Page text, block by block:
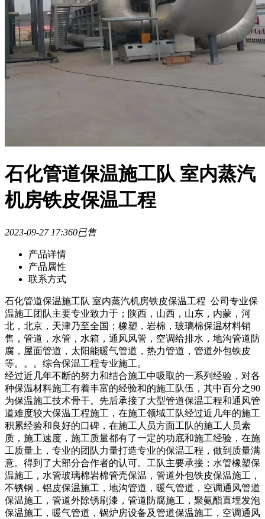
石化管道保温施工队 室内蒸汽
机房铁皮保温工程
2023-09-27 17:360已售
产品详情
产品属性
联系方式
石化管道保温施工队 室内蒸汽机房铁皮保温工程 公司专业保
温施工团队主要专业致力于；陕西，山西，山东，内蒙，河
北，北京，天津乃至全国；橡塑，岩棉，玻璃棉保温材料销
售，管道，水管，水箱，通风风管，空调给排水，地沟管道防
腐，屋面管道，太阳能暖气管道，热力管道，管道外包铁皮
等。。。综合保温工程专业施工。
经过近几年不断的努力和结合施工中吸取的一系列经验，对各
种保温材料施工有着丰富的经验和的施工队伍，其中百分之90
为保温施工技术骨干。先后承接了大型管道保温工程和通风管
道难度较大保温工程施工，在施工领域工队经过近几年的施工
积累经验和良好的口碑，在施工人员方面工队的施工人员素
质，施工速度，施工质量都有了一定的功底和施工经验，在施
工质量上，专业的团队力量打造专业的保温工程，做到质量满
意。得到了大部分合作者的认可。工队主要承接；水管橡塑保
温施工，水管玻璃棉岩棉管壳保温，管道外包铁皮保温施工，
不锈钢，铝皮保温施工，地沟管道，暖气管道，空调通风管道
保温施工，管道外除锈刷漆，管道防腐施工，聚氨酯直埋发泡
保温施工，暖气管道，锅炉房设备及管道保温施工，空调通风